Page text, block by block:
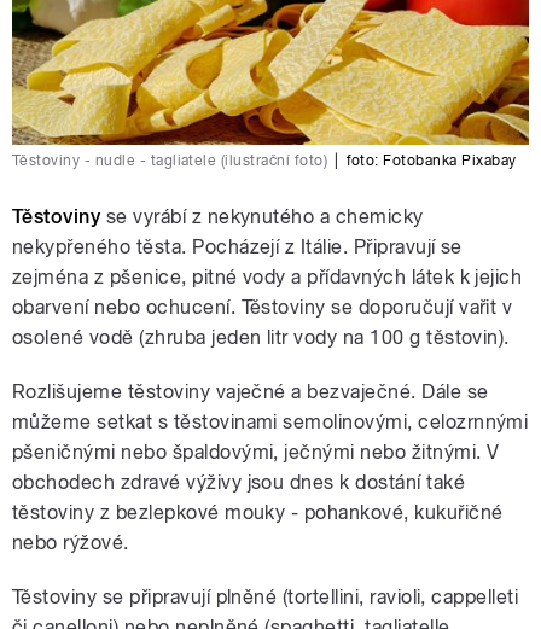
Těstoviny - nudle - tagliatele (ilustrační foto) foto: Fotobanka Pixabay
Těstovinyse vyrábí z nekynutého a chemicky
nekypřeného těsta. Pocházejí z Itálie. Připravují se
zejména z pšenice, pitné vody a přídavných látek k jejich
obarvení nebo ochucení. Těstoviny se doporučují vařit v
osolené vodě (zhruba jeden litr vody na 100 g těstovin).
Rozlišujeme těstoviny vaječné a bezvaječné. Dále se
můžeme setkat s těstovinami semolinovými, celozrnnými
pšeničnými nebo špaldovými, ječnými nebo žitnými. V
obchodech zdravé výživy jsou dnes k dostání také
těstoviny z bezlepkové mouky - pohankové, kukuřičné
nebo rýžové.
Těstoviny se připravují plněné (tortellini, ravioli, cappelleti